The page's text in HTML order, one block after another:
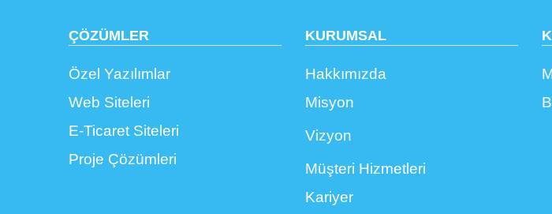
ÇÖZÜMLER
Özel Yazılımlar
Web Siteleri
E-Ticaret Siteleri
Proje Çözümleri
KURUMSAL
Hakkımızda
Misyon
Vizyon
Müşteri Hizmetleri
Kariyer